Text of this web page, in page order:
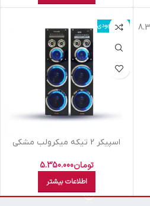
اتمام موجودی
اسپيکر 2 تيکه ميکرولب مشکي
تومان5.350.000
اطلاعات بیشتر